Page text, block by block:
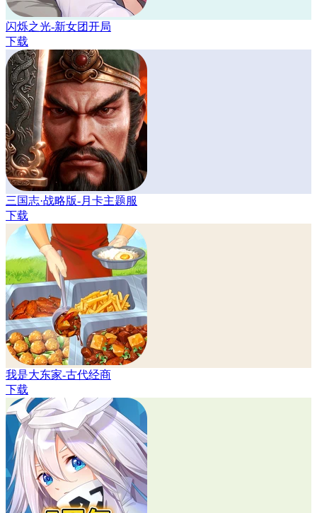
闪烁之光-新女团开局
下载
三国志·战略版-月卡主题服
下载
我是大东家-古代经商
下载